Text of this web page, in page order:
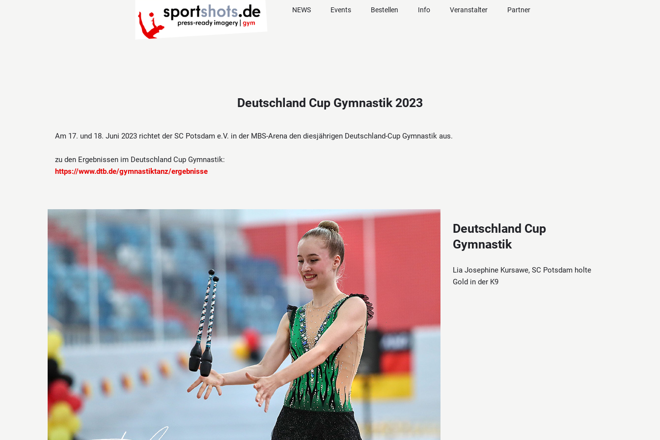
NEWS Events Bestellen Info Veranstalter Partner
Deutschland Cup Gymnastik 2023
Am 17. und 18. Juni 2023 richtet der SC Potsdam e.V. in der MBS-Arena den diesjährigen Deutschland-Cup Gymnastik aus.
zu den Ergebnissen im Deutschland Cup Gymnastik:
https://www.dtb.de/gymnastiktanz/ergebnisse
Deutschland Cup
Gymnastik
Lia Josephine Kursawe, SC Potsdam holte
Gold in der K9